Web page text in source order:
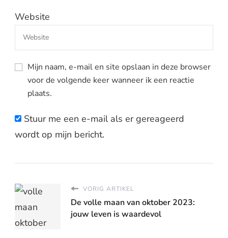
Website
Mijn naam, e-mail en site opslaan in deze browser
voor de volgende keer wanneer ik een reactie
plaats.
Stuur me een e-mail als er gereageerd
wordt op mijn bericht.
VORIG ARTIKEL
De volle maan van oktober 2023:
jouw leven is waardevol